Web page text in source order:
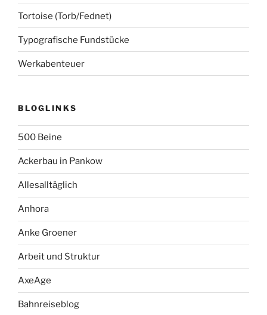
Tortoise (Torb/Fednet)
Typografische Fundstücke
Werkabenteuer
BLOGLINKS
500 Beine
Ackerbau in Pankow
Allesalltäglich
Anhora
Anke Groener
Arbeit und Struktur
AxeAge
Bahnreiseblog